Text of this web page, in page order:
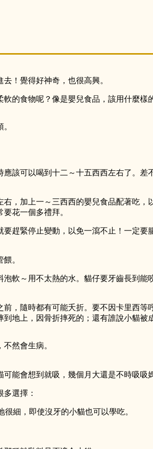
！覺得好神奇，也很高興。
的食物呢？像是嬰兒食品，該用什麼樣
該可以喝到十二～十五西西左右了。差
，加上一～三西西的嬰兒食品配著吃，
花一個多禮拜。
趕緊停止變動，以免一瀉不止！一定要
。
軟～用不太熱的水。貓仔要牙齒長到能
，隨時都有可能夭折。要不因卡里西等
地上，因骨折摔死的；還有誰說小貓被
然會生病。
能會想到就吸，幾個月大還是不時吸吸
選擇：
細，即使沒牙的小貓也可以學吃。